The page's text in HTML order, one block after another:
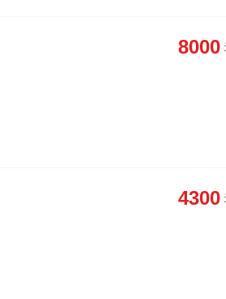
8000
4300